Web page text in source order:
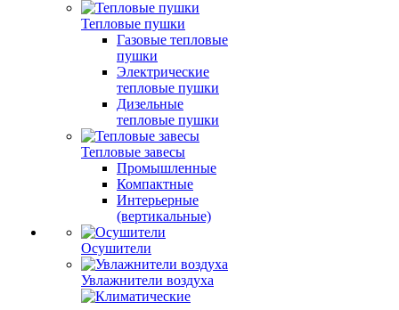
Тепловые пушки
Газовые тепловые
пушки
Электрические
тепловые пушки
Дизельные
тепловые пушки
Тепловые завесы
Промышленные
Компактные
Интерьерные
(вертикальные)
Осушители
Увлажнители воздуха